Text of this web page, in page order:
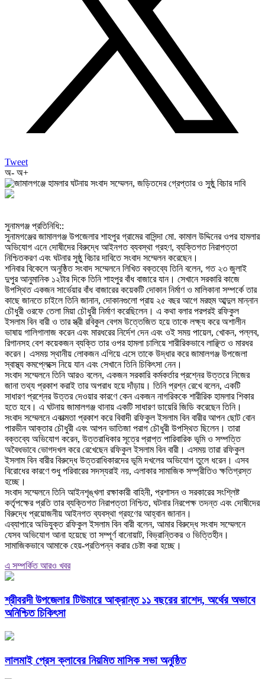
Tweet
অ- অ+
‎সুনামগঞ্জ প্রতিনিধি::
‎সুনামগঞ্জের জামালগঞ্জ উপজেলার শাহপুর গ্রামের বাসিন্দা মো. কামাল উদ্দিনের ওপর হামলার
অভিযোগ এনে দোষীদের বিরুদ্ধে আইনগত ব্যবস্থা গ্রহণ, ব্যক্তিগত নিরাপত্তা
নিশ্চিতকরণ এবং ঘটনার সুষ্ঠু বিচার দাবিতে সংবাদ সম্মেলন করেছেন।
‎শনিবার বিকেলে অনুষ্ঠিত সংবাদ সম্মেলনে লিখিত বক্তব্যে তিনি বলেন, গত ২৩ জুলাই
দুপুর আনুমানিক ১২টার দিকে তিনি শাহপুর বাঁধ বাজারে যান। সেখানে সরকারি কাজে
উপস্থিত একজন সার্ভেয়ার বাঁধ বাজারের কয়েকটি দোকান নির্মাণ ও মালিকানা সম্পর্কে তার
কাছে জানতে চাইলে তিনি জানান, দোকানগুলো প্রায় ২৫ বছর আগে মরহুম আব্দুল মান্নান
চৌধুরী ওরফে তেলা মিয়া চৌধুরী নির্মাণ করেছিলেন। এ কথা বলার পরপরই রফিকুল
ইসলাম বিন বারী ও তার স্ত্রী রবিকুল বেগম উত্তেজিত হয়ে তাকে লক্ষ্য করে অশালীন
ভাষায় গালিগালাজ করেন এবং মারধরের নির্দেশ দেন এবং ওই সময় পায়েল, খোকন, পল্লব,
রিগানসহ বেশ কয়েকজন ব্যক্তি তার ওপর হামলা চালিয়ে শারীরিকভাবে লাঞ্ছিত ও মারধর
করেন। এসময় স্থানীয় লোকজন এগিয়ে এসে তাকে উদ্ধার করে জামালগঞ্জ উপজেলা
স্বাস্থ্য কমপ্লেক্সে নিয়ে যান এবং সেখানে তিনি চিকিৎসা নেন।
‎সংবাদ সম্মেলনে তিনি আরও বলেন, একজন সরকারি কর্মকর্তার প্রশ্নের উত্তরে নিজের
জানা তথ্য প্রকাশ করাই তার অপরাধ হয়ে দাঁড়ায়। তিনি প্রশ্ন রেখে বলেন, একটি
সাধারণ প্রশ্নের উত্তর দেওয়ার কারণে কেন একজন নাগরিককে শারীরিক হামলার শিকার
হতে হবে। এ ঘটনায় জামালগঞ্জ থানায় একটি সাধারণ ডায়েরি জিডি করেছেন তিনি।
‎সংবাদ সম্মেলনে একাত্মতা প্রকাশ করে বিবাদী রফিকুল ইসলাম বিন বারীর আপন ছোট বোন
পারভীন আক্তার চৌধুরী এবং আপন ভাতিজা পরাগ চৌধুরী উপস্থিত ছিলেন। তারা
বক্তব্যে অভিযোগ করেন, উত্তরাধিকার সূত্রে প্রাপ্ত পারিবারিক ভূমি ও সম্পত্তি
অবৈধভাবে ভোগদখল করে রেখেছেন রফিকুল ইসলাম বিন বারী। এসময় তারা রফিকুল
ইসলাম বিন বারীর বিরুদ্ধে উত্তরাধিকারদের ভূমি দখলের অভিযোগ তুলে ধরেন। এসব
বিরোধের কারণে শুধু পরিবারের সদস্যরাই নয়, এলাকার সামাজিক সম্প্রীতিও ক্ষতিগ্রস্ত
হচ্ছে।
‎সংবাদ সম্মেলনে তিনি আইনশৃঙ্খলা রক্ষাকারী বাহিনী, প্রশাসন ও সরকারের সংশ্লিষ্ট
কর্তৃপক্ষের প্রতি তার ব্যক্তিগত নিরাপত্তা নিশ্চিত, ঘটনার নিরপেক্ষ তদন্ত এবং দোষীদের
বিরুদ্ধে প্রয়োজনীয় আইনগত ব্যবস্থা গ্রহণের আহ্বান জানান।
‎এব্যাপারে অভিযুক্ত রফিকুল ইসলাম বিন বারী বলেন, আমার বিরুদ্ধে সংবাদ সম্মেলনে
যেসব অভিযোগ আনা হয়েছে তা সম্পূর্ণ বানোয়াট, বিভ্রান্তিকর ও ভিত্তিহীন।
সামাজিকভাবে আমাকে হেয়-প্রতিপন্ন করার চেষ্টা করা হচ্ছে।
এ সম্পর্কিত আরও খবর
শ্রীবরদী উপজেলার টিউমারে আক্রান্ত ১১ বছরের রাশেদ, অর্থের অভাবে
অনিশ্চিত চিকিৎসা
লালমাই প্রেস ক্লাবের নিয়মিত মাসিক সভা অনুষ্ঠিত